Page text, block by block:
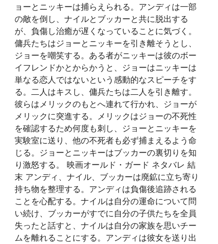
ョーとニッキーは捕らえられる。アンディは一部
の敵を倒し、ナイルとブッカーと共に脱出する
が、負傷し治癒が遅くなっていることに気づく。
傭兵たちはジョーとニッキーを引き離そうとし、
ジョーを嘲笑する。ある者がニッキーは彼のボー
イフレンドかとからかうと、ジョーはニッキーは
単なる恋人ではないという感動的なスピーチをす
る。二人はキスし、傭兵たちは二人を引き離す。
彼らはメリックのもとへ連れて行かれ、ジョーが
メリックに突進する。メリックはジョーの不死性
を確認するため何度も刺し、ジョーとニッキーを
実験室に送り、他の不死者も必ず捕まえるよう命
じる。ジョーとニッキーはブッカーの裏切りを知
り激怒する。 映画オールド・ガード ネタバレ 結
末 アンディ、ナイル、ブッカーは廃鉱に立ち寄り
持ち物を整理する。アンディは負傷後追跡される
ことを心配する。ナイルは自分の運命について問
い続け、ブッカーがすでに自分の子供たちを全員
失ったと話すと、ナイルは自分の家族を思いチー
ムを離れることにする。アンディは彼女を送り出